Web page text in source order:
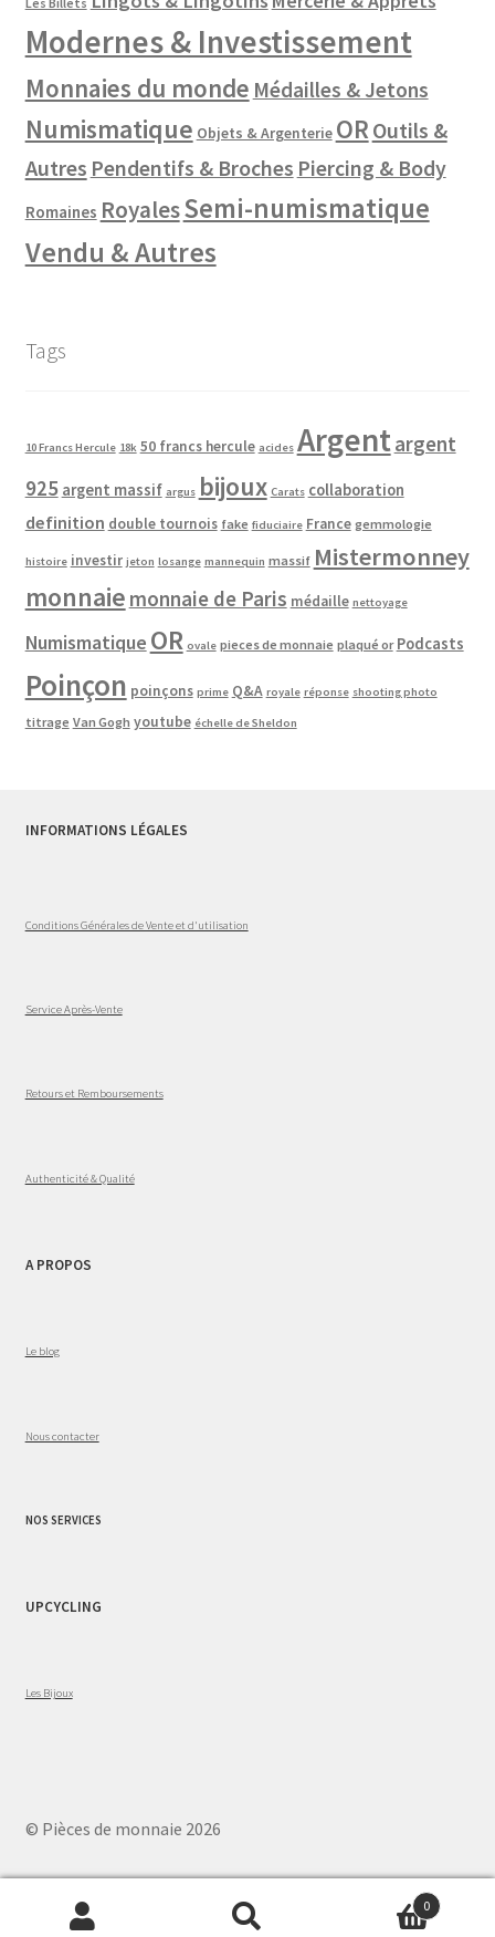
Modernes & Investissement
Monnaies du monde Médailles & Jetons
Numismatique Objets & Argenterie OR Outils &
Autres Pendentifs & Broches Piercing & Body
Romaines RoyalesSemi-numismatique
Vendu & Autres
Tags
10 Francs Hercule 18k 50 francs hercule acides Argentargent
925 argent massif argus bijoux Carats collaboration
definition double tournois fake fiduciaire France gemmologie
histoire investir jeton losange mannequin massif Mistermonney
monnaie monnaie de Paris médaille nettoyage
Numismatique OR ovale pieces de monnaie plaqué or Podcasts
Poinçon poinçons prime Q&A royale réponse shooting photo
titrage Van Gogh youtube échelle de Sheldon
INFORMATIONS LÉGALES
Conditions Générales de Vente et d'utilisation
Service Après-Vente
Retours et Remboursements
Authenticité & Qualité
A PROPOS
Le blog
Nous contacter
NOS SERVICES
UPCYCLING
Les Bijoux
© Pièces de monnaie 2026
Recherche
0